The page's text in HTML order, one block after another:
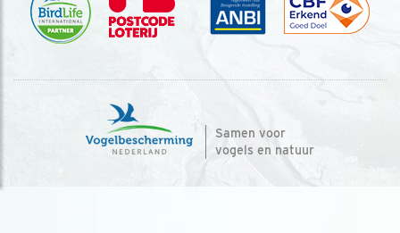
Samen voor
vogels en natuur